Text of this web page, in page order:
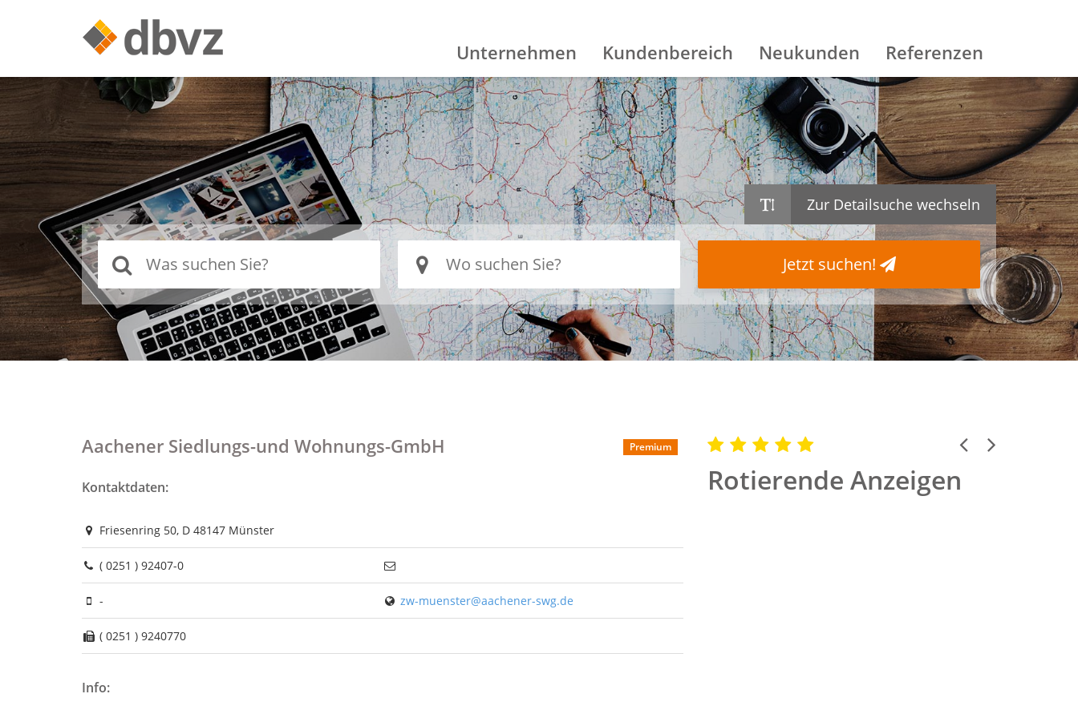
Unternehmen Kundenbereich Neukunden Referenzen
Zur Detailsuche wechseln
Jetzt suchen!
Aachener Siedlungs-und Wohnungs-GmbH Premium
Kontaktdaten:
Friesenring 50, D 48147 Münster
( 0251 ) 92407-0
- zw-muenster@aachener-swg.de
( 0251 ) 9240770
Info:
Rotierende Anzeigen
Previous
Next